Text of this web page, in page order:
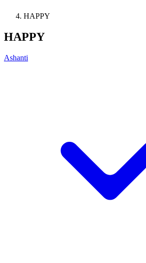
HAPPY
HAPPY
Ashanti